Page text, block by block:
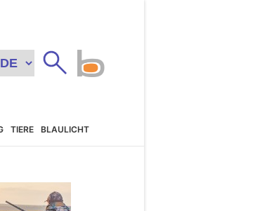
TIERE BLAULICHT